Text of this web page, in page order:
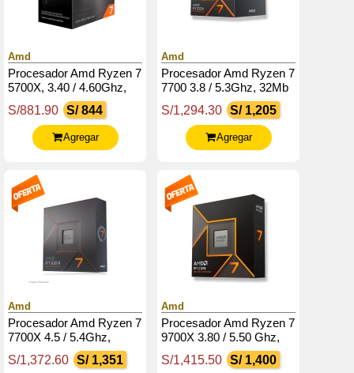
Amd
Procesador Amd Ryzen 7
5700X, 3.40 / 4.60Ghz,
32Mb L3 Cache, 8-Core,
Am4, 7Nm, 65W.
S/881.90 S/ 844
Agregar
Amd
Procesador Amd Ryzen 7
7700 3.8 / 5.3Ghz, 32Mb
L3, 8-Cores, Am5, 65W.
S/1,294.30 S/ 1,205
Agregar
Amd
Procesador Amd Ryzen 7
7700X 4.5 / 5.4Ghz,
32Mb L3, 8-Core, Am5,
105W.
S/1,372.60 S/ 1,351
Amd
Procesador Amd Ryzen 7
9700X 3.80 / 5.50 Ghz,
32Mb L3 Cache, 6-Cores,
4Nm, Tdp: 65W
S/1,415.50 S/ 1,400